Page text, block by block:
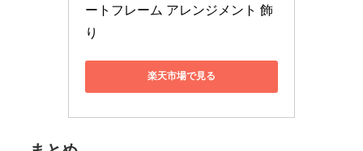
ートフレーム アレンジメント 飾
り
楽天市場で見る